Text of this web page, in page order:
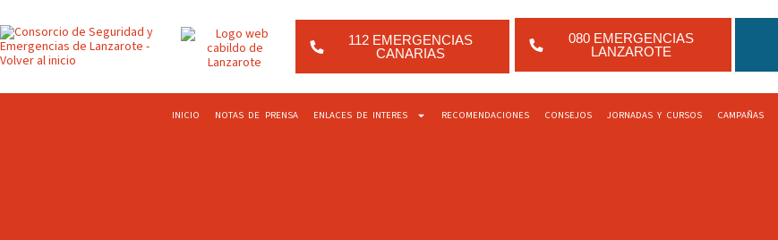
al
contenido
112 EMERGENCIAS
CANARIAS
080 EMERGENCIAS
LANZAROTE
INICIO NOTAS DE PRENSA ENLACES DE INTERES RECOMENDACIONES CONSEJOS JORNADAS Y CURSOS CAMPAÑAS